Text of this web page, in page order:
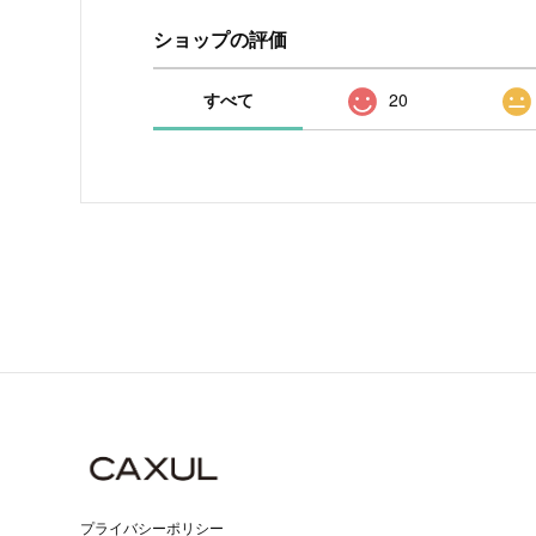
ショップの評価
すべて 20
プライバシーポリシー